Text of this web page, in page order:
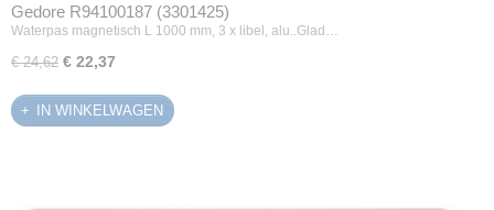
Gedore R94100187 (3301425)
Waterpas magnetisch L 1000 mm, 3 x libel, alu..Glad…
€ 24,62 € 22,37
IN WINKELWAGEN